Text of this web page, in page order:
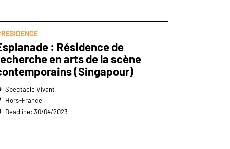
: Résidence de
en arts de la scène
(Singapour)
Spectacle Vivant
Hors-France
Deadline: 30/04/2023